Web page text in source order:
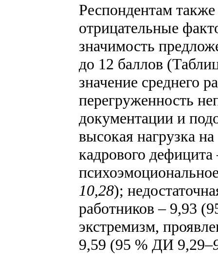
Респондентам
отрицательные
значимость
до 12 баллов
значение среднего
перегруженность
документации и
высокая нагрузка
кадрового дефицита
10,28);
работников–9,93
экстремизм,
9,59 (95 % ДИ 9,29